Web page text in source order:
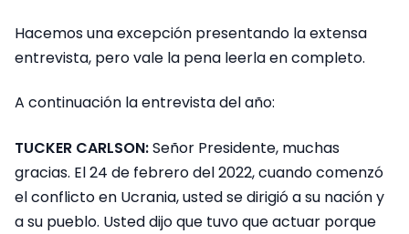
Hacemos una excepción presentando la extensa
entrevista, pero vale la pena leerla en completo.
A continuación la entrevista del año:
TUCKER CARLSON:Señor Presidente, muchas
gracias. El 24 de febrero del 2022, cuando comenzó
el conflicto en Ucrania, usted se dirigió a su nación y
a su pueblo. Usted dijo que tuvo que actuar porque